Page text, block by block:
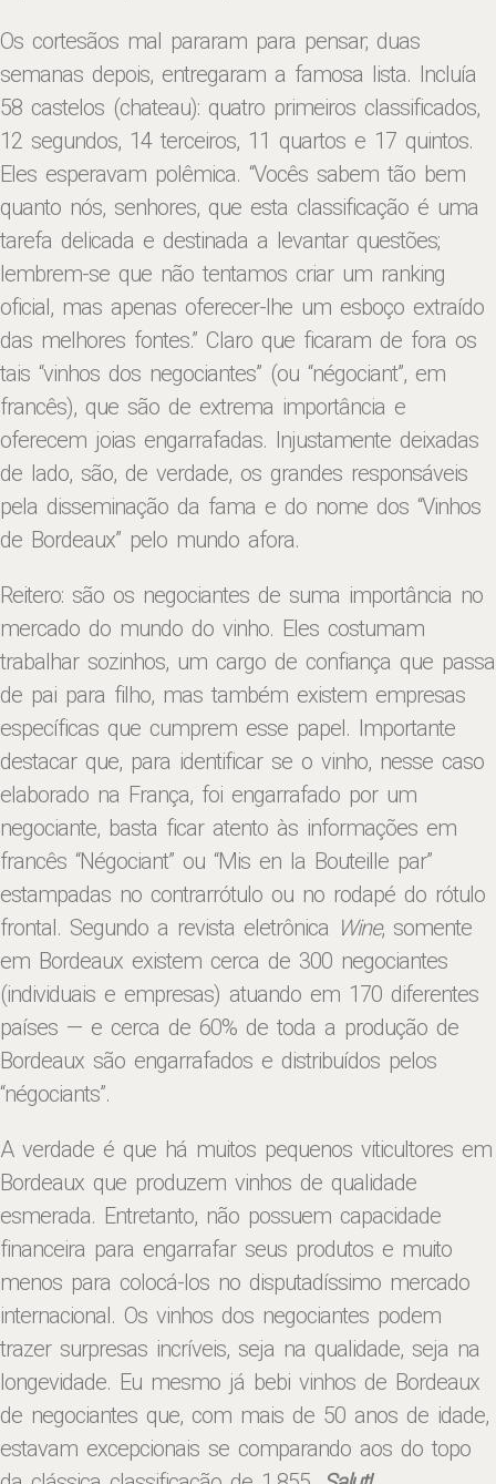
Os cortesãos mal pararam para pensar; duas
semanas depois, entregaram a famosa lista. Incluía
58 castelos (chateau): quatro primeiros classificados,
12 segundos, 14 terceiros, 11 quartos e 17 quintos.
Eles esperavam polêmica. “Vocês sabem tão bem
quanto nós, senhores, que esta classificação é uma
tarefa delicada e destinada a levantar questões;
lembrem-se que não tentamos criar um ranking
oficial, mas apenas oferecer-lhe um esboço extraído
das melhores fontes.” Claro que ficaram de fora os
tais “vinhos dos negociantes” (ou “négociant”, em
francês), que são de extrema importância e
oferecem joias engarrafadas. Injustamente deixadas
de lado, são, de verdade, os grandes responsáveis
pela disseminação da fama e do nome dos “Vinhos
de Bordeaux” pelo mundo afora.
Reitero: são os negociantes de suma importância no
mercado do mundo do vinho. Eles costumam
trabalhar sozinhos, um cargo de confiança que passa
de pai para filho, mas também existem empresas
específicas que cumprem esse papel. Importante
destacar que, para identificar se o vinho, nesse caso
elaborado na França, foi engarrafado por um
negociante, basta ficar atento às informações em
francês “Négociant” ou “Mis en la Bouteille par”
estampadas no contrarrótulo ou no rodapé do rótulo
frontal. Segundo a revista eletrônica Wine, somente
em Bordeaux existem cerca de 300 negociantes
(individuais e empresas) atuando em 170 diferentes
países — e cerca de 60% de toda a produção de
Bordeaux são engarrafados e distribuídos pelos
“négociants”.
A verdade é que há muitos pequenos viticultores em
Bordeaux que produzem vinhos de qualidade
esmerada. Entretanto, não possuem capacidade
financeira para engarrafar seus produtos e muito
menos para colocá-los no disputadíssimo mercado
internacional. Os vinhos dos negociantes podem
trazer surpresas incríveis, seja na qualidade, seja na
longevidade. Eu mesmo já bebi vinhos de Bordeaux
de negociantes que, com mais de 50 anos de idade,
estavam excepcionais se comparando aos do topo